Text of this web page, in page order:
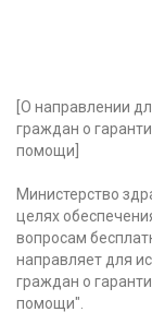
[О направлении
граждан о
помощи]
Министерство
целях
вопросам
направляет для
граждан о
помощи".